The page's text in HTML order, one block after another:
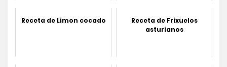
Receta de Limon cocado
Receta de Frixuelos
asturianos